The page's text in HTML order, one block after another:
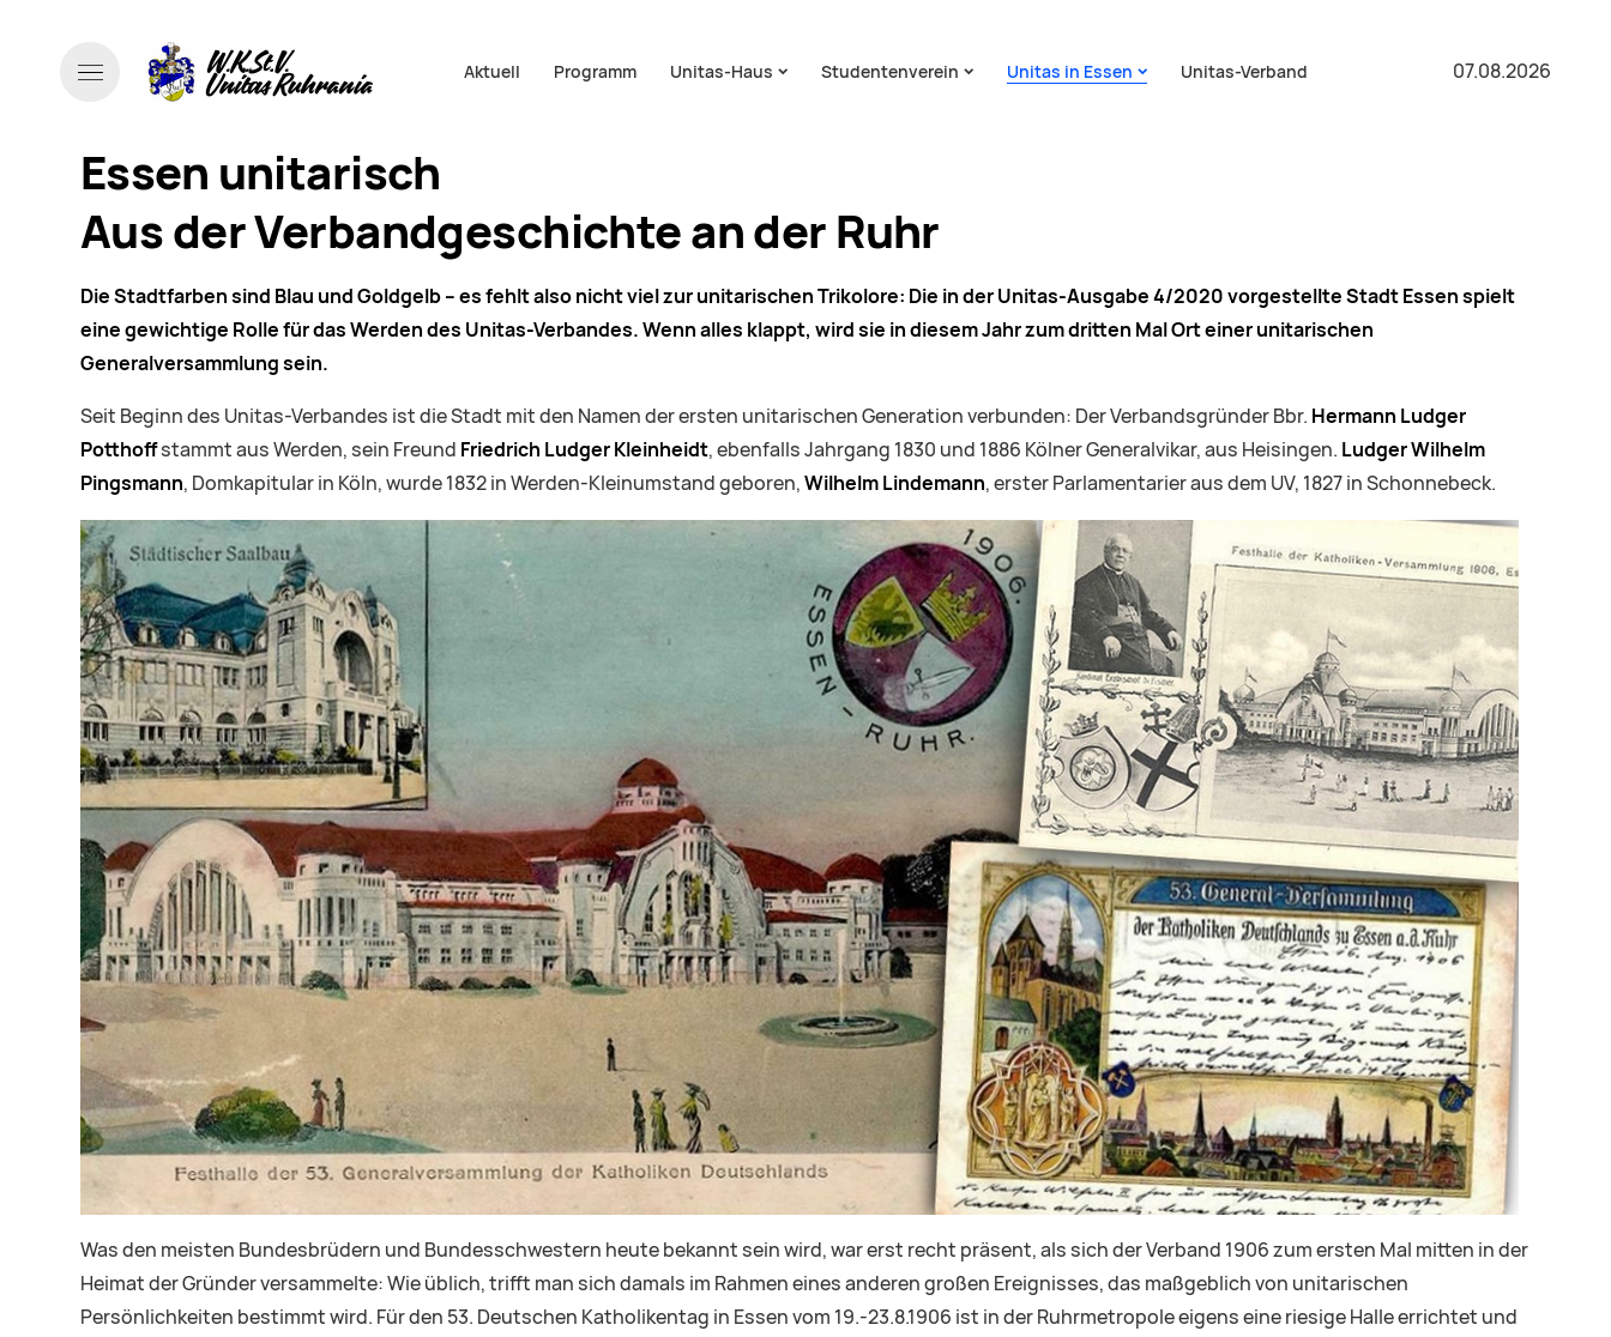
Navigation überspringen
Aktuell Programm Unitas-Haus Studentenverein Unitas in Essen Unitas-Verband 07.08.2026
Essen unitarisch
Aus der Verbandgeschichte an der Ruhr
Die Stadtfarben sind Blau und Goldgelb – es fehlt also nicht viel zur unitarischen Trikolore: Die in der Unitas-Ausgabe 4/2020 vorgestellte Stadt Essen spielt
eine gewichtige Rolle für das Werden des Unitas-Verbandes. Wenn alles klappt, wird sie in diesem Jahr zum dritten Mal Ort einer unitarischen
Generalversammlung sein.
Seit Beginn des Unitas-Verbandes ist die Stadt mit den Namen der ersten unitarischen Generation verbunden: Der Verbandsgründer Bbr. Hermann Ludger
Potthoffstammt aus Werden, sein Freund Friedrich Ludger Kleinheidt, ebenfalls Jahrgang 1830 und 1886 Kölner Generalvikar, aus Heisingen. Ludger Wilhelm
Pingsmann, Domkapitular in Köln, wurde 1832 in Werden-Kleinumstand geboren,Wilhelm Lindemann, erster Parlamentarier aus dem UV, 1827 in Schonnebeck.
Was den meisten Bundesbrüdern und Bundesschwestern heute bekannt sein wird, war erst recht präsent, als sich der Verband 1906 zum ersten Mal mitten in der
Heimat der Gründer versammelte: Wie üblich, trifft man sich damals im Rahmen eines anderen großen Ereignisses, das maßgeblich von unitarischen
Persönlichkeiten bestimmt wird. Für den 53. Deutschen Katholikentag in Essen vom 19.-23.8.1906 ist in der Ruhrmetropole eigens eine riesige Halle errichtet und